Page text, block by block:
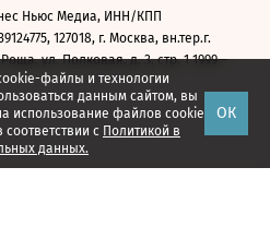
файлы и технологии
данным сайтом, вы
использование файлов cookie
с Политикой в
данных.
ОК
Ньюс Медиа, ИНН/КПП
127018, г. Москва, вн.тер.г.
ул. Полковая, д. 3, стр. 1 1999—